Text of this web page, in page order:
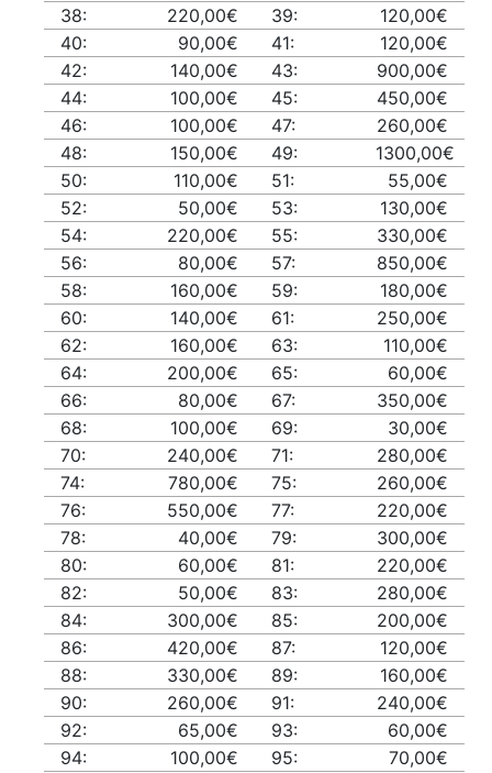
38:
220,00€ 39:
120,00€
40:
90,00€ 41:
120,00€
42:
140,00€ 43:
900,00€
44:
100,00€ 45:
450,00€
46:
100,00€ 47:
260,00€
48:
150,00€ 49:
1300,00€
50:
110,00€ 51:
55,00€
52:
50,00€ 53:
130,00€
54:
220,00€ 55:
330,00€
56:
80,00€ 57:
850,00€
58:
160,00€ 59:
180,00€
60:
140,00€ 61:
250,00€
62:
160,00€ 63:
110,00€
64:
200,00€ 65:
60,00€
66:
80,00€ 67:
350,00€
68:
100,00€ 69:
30,00€
70:
240,00€ 71:
280,00€
74:
780,00€ 75:
260,00€
76:
550,00€ 77:
220,00€
78:
40,00€ 79:
300,00€
80:
60,00€ 81:
220,00€
82:
50,00€ 83:
280,00€
84:
300,00€ 85:
200,00€
86:
420,00€ 87:
120,00€
88:
330,00€ 89:
160,00€
90:
260,00€ 91:
240,00€
92:
65,00€ 93:
60,00€
94:
100,00€ 95:
70,00€